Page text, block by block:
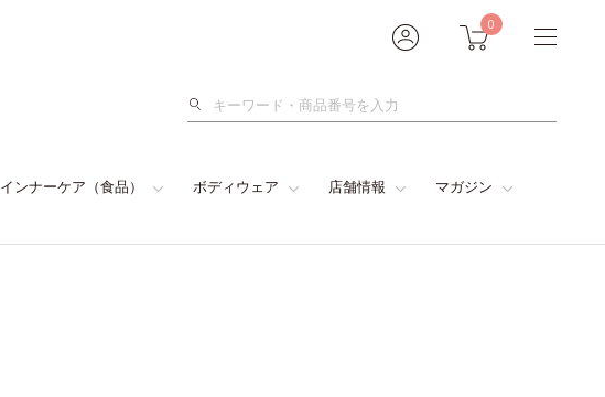
0
検
インナーケア（食品） ボディウェア 店舗情報 マガジン